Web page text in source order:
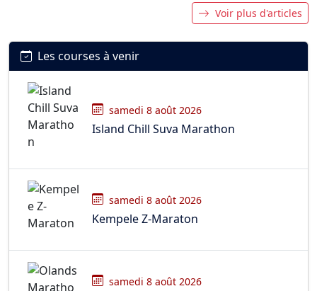
Voir plus d'articles
Les courses à venir
samedi 8 août 2026
Island Chill Suva Marathon
samedi 8 août 2026
Kempele Z-Maraton
samedi 8 août 2026